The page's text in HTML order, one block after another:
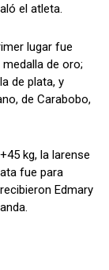
el atleta.
lugar fue
de oro;
de plata, y
de Carabobo,
kg, la larense
fue para
Edmary